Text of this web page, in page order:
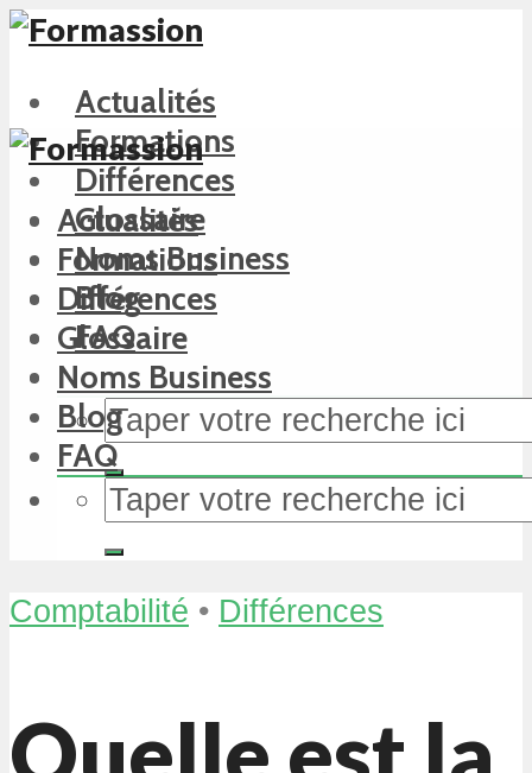
Actualités
Formations
Différences
Glossaire
Noms Business
Blog
FAQ
Actualités
Formations
Différences
Glossaire
Noms Business
Blog
FAQ
Comptabilité • Différences